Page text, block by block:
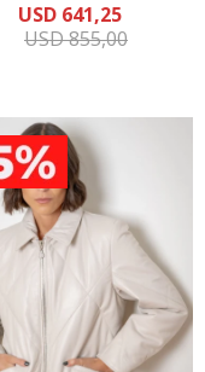
USD 641,25
USD855,00